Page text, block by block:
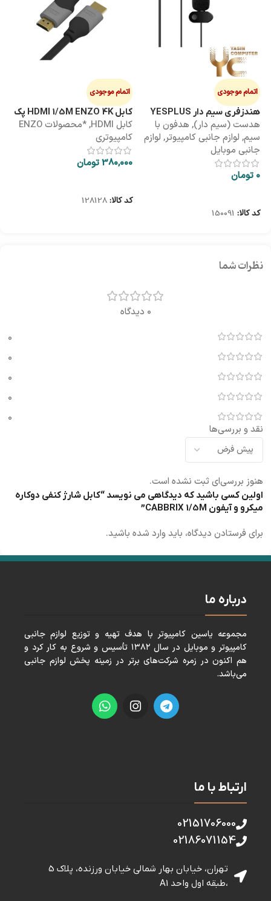
اتمام موجودی
هندزفری سیم دار YESPLUS
YS-113
هدست (سیم دار), هدفون با
سیم, لوازم جانبی کامپیوتر, لوازم
جانبی موبایل
0 تومان
کد کالا: 150091
اتمام موجودی
کابل HDMI 1/5M ENZO 4K پک
طلقی
کابل HDMI ,
*محصولات ENZO
کامپیوتری
380,000تومان
کد کالا:128128
نظرات شما
0 دیدگاه
0
0
0
0
0
نقد و بررسی‌ها
هنوز بررسی‌ای ثبت نشده است.
اولین کسی باشید که دیدگاهی می نویسد “کابل شارژ کنفی دوکاره
میکرو و آیفون CABBRIX 1/5M”
برای فرستادن دیدگاه، بایدوارد شده باشید.
درباره ما
مجموعه ياسين كامپيوتر با هدف تهيه و توزيع لوازم جانبی
كامپيوتر و موبايل در سال ١٣٨٢ تأسيس و شروع به كار كرد و
هم اكنون در زمره شركت‌های برتر در زمينه پخش لوازم جانبی
می‌باشد.
ارتباط با ما
02151706000
02186071154
تهران، خیابان بهار شمالی خيابان ورزنده، پلاک 5
،طبقه اول واحد A1